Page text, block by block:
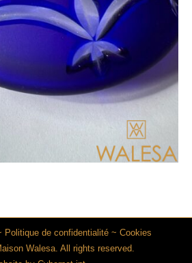
Politique de confidentialité~ Cookies
Walesa. All rights reserved.